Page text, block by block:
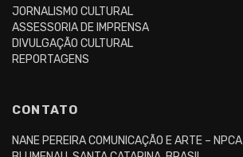
JORNALISMO CULTURAL
ASSESSORIA DE IMPRENSA
DIVULGAÇÃO CULTURAL
REPORTAGENS
CONTATO
NANE PEREIRA COMUNICAÇÃO E ARTE – NPCA